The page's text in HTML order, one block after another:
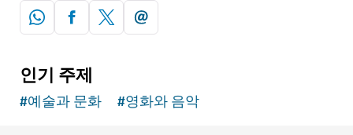
인기 주제
#예술과 문화 #영화와 음악